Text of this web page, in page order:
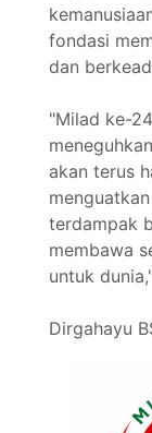
fondasi
dan
"Milad ke-
akan terus
terdampak
membawa
untuk
Dirgahayu